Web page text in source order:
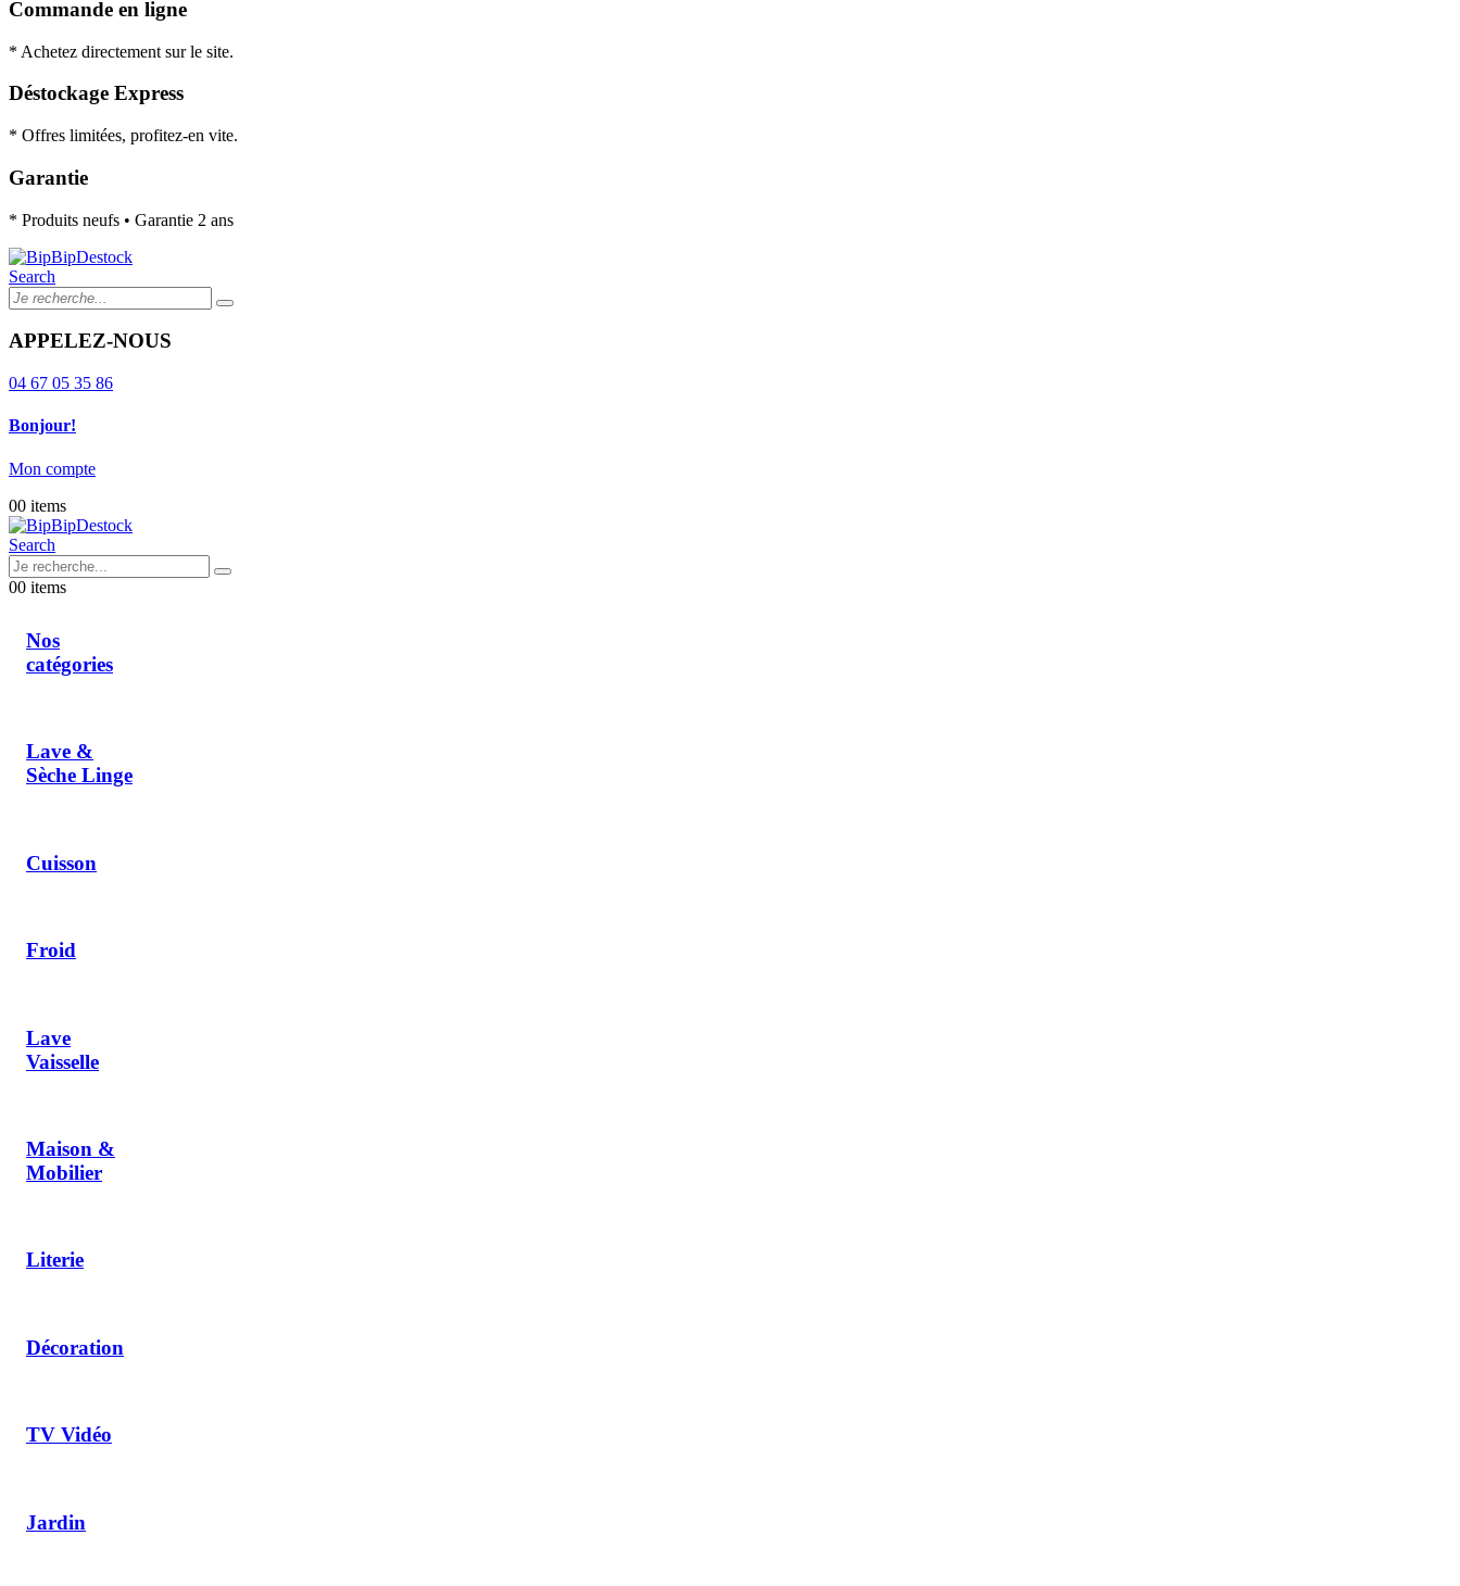
Commande en ligne
* Achetez directement sur le site.
Déstockage Express
* Offres limitées, profitez-en vite.
Garantie
* Produits neufs • Garantie 2 ans
Search
APPELEZ-NOUS
04 67 05 35 86
Bonjour!
Mon compte
00 items
Search
00 items
Nos
catégories
Lave &
Sèche Linge
Cuisson
Froid
Lave
Vaisselle
Maison &
Mobilier
Literie
Décoration
TV Vidéo
Jardin